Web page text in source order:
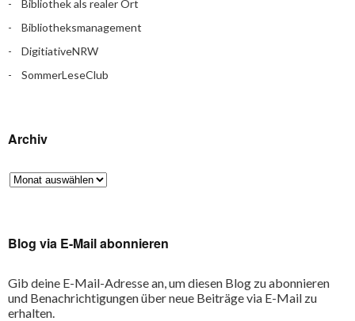
Bibliothek als realer Ort
Bibliotheksmanagement
DigitiativeNRW
SommerLeseClub
Archiv
Blog via E-Mail abonnieren
Gib deine E-Mail-Adresse an, um diesen Blog zu abonnieren
und Benachrichtigungen über neue Beiträge via E-Mail zu
erhalten.